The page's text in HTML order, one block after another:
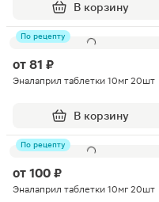
В корзину
По рецепту
от 81 ₽
Эналаприл таблетки 10мг 20шт
В корзину
По рецепту
от 100 ₽
Эналаприл таблетки 10мг 20шт